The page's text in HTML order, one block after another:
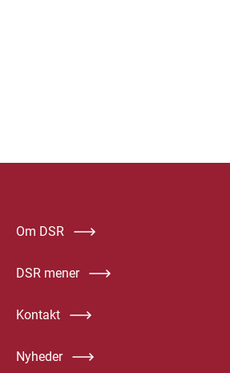
Om DSR
DSR mener
Kontakt
Nyheder